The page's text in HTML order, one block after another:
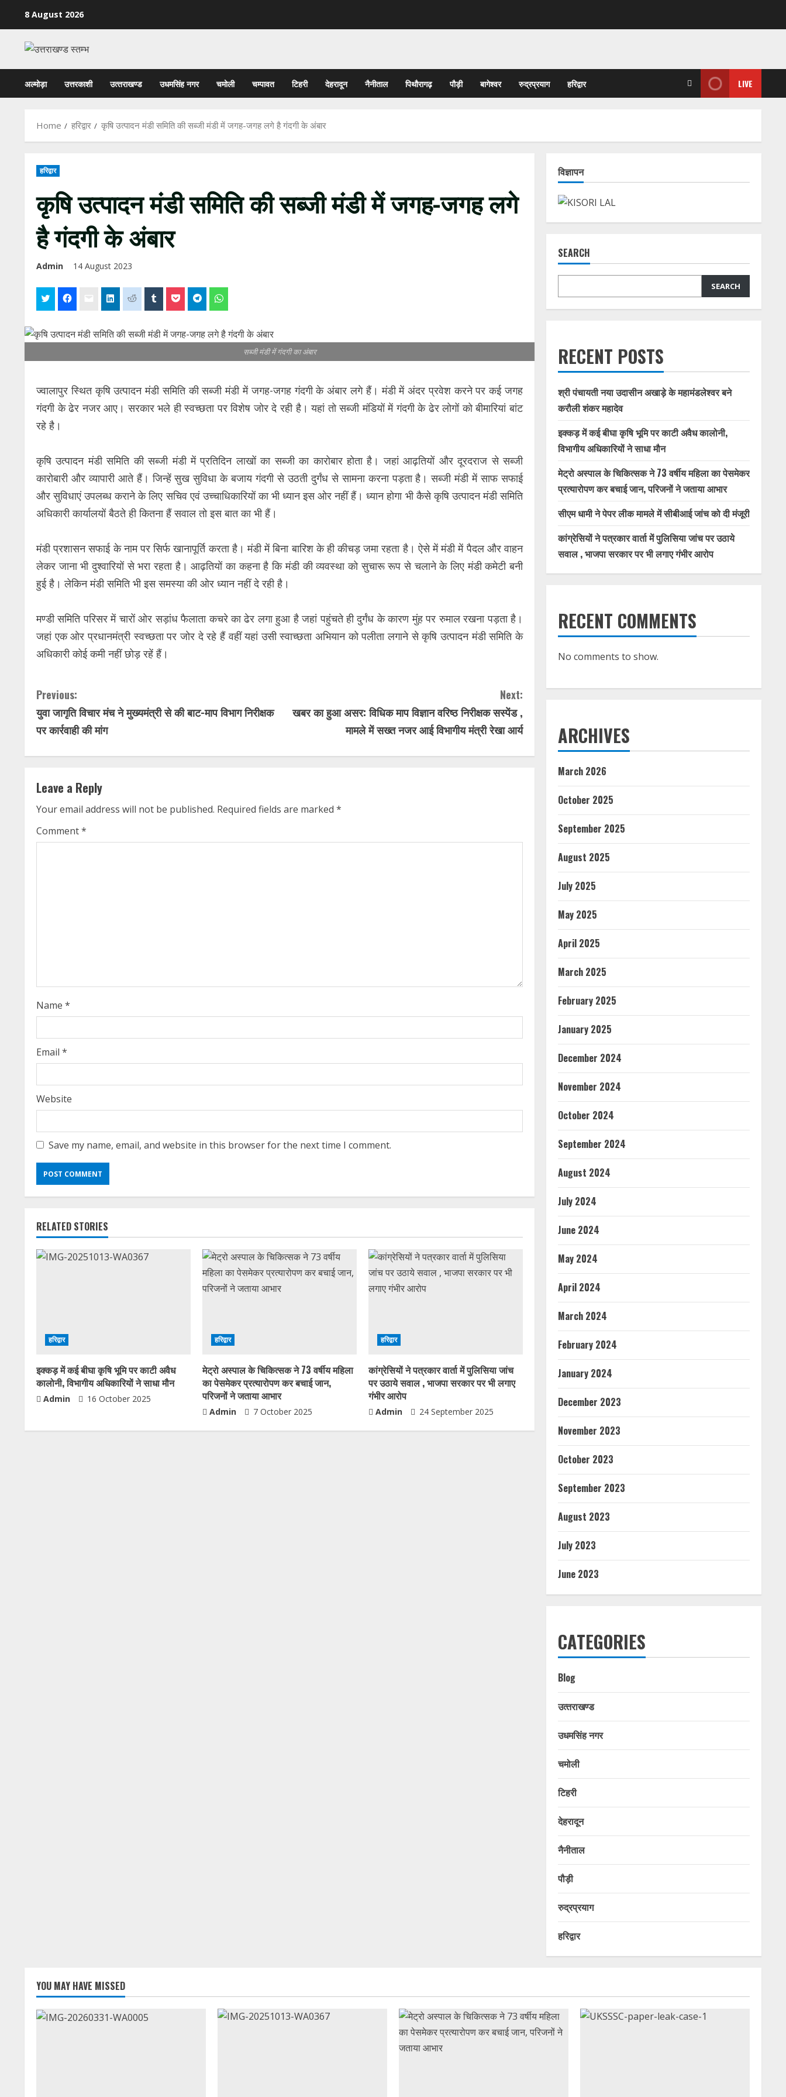
content
8 August 2026
अल्मोड़ा उत्तरकाशी उत्‍तराखण्‍ड उधमसिंह नगर चमोली चम्पावत टिहरी देहरादून नैनीताल पिथौरागढ़ पौड़ी बागेश्वर रुद्रप्रयाग हरिद्वार LIVE
Home हरिद्वार कृषि उत्पादन मंडी समिति की सब्जी मंडी में जगह-जगह लगे है गंदगी के अंबार
हरिद्वार
कृषि उत्पादन मंडी समिति की सब्जी मंडी में जगह-जगह लगे
है गंदगी के अंबार
Admin 14 August 2023
सब्जी मंडी में गंदगी का अंबार
ज्वालापुर स्थित कृषि उत्पादन मंडी समिति की सब्जी मंडी में जगह-जगह गंदगी के अंबार लगे हैं। मंडी में अंदर प्रवेश करने पर कई जगह
गंदगी के ढेर नजर आए। सरकार भले ही स्वच्छता पर विशेष जोर दे रही है। यहां तो सब्जी मंडियों में गंदगी के ढेर लोगों को बीमारियां बांट
रहे है।
कृषि उत्पादन मंडी समिति की सब्जी मंडी में प्रतिदिन लाखों का सब्जी का कारोबार होता है। जहां आढ़तियों और दूरदराज से सब्जी
कारोबारी और व्यापारी आते हैं। जिन्हें सुख सुविधा के बजाय गंदगी से उठती दुर्गंध से सामना करना पड़ता है। सब्जी मंडी में साफ सफाई
और सुविधाएं उपलब्ध कराने के लिए सचिव एवं उच्चाधिकारियों का भी ध्यान इस ओर नहीं हैं। ध्यान होगा भी कैसे कृषि उत्पादन मंडी समिति
अधिकारी कार्यालयों बैठते ही कितना हैं सवाल तो इस बात का भी हैं।
मंडी प्रशासन सफाई के नाम पर सिर्फ खानापूर्ति करता है। मंडी में बिना बारिश के ही कीचड़ जमा रहता है। ऐसे में मंडी में पैदल और वाहन
लेकर जाना भी दुश्वारियों से भरा रहता है। आढ़तियों का कहना है कि मंडी की व्यवस्था को सुचारू रूप से चलाने के लिए मंडी कमेटी बनी
हुई है। लेकिन मंडी समिति भी इस समस्या की ओर ध्यान नहीं दे रही है।
मण्डी समिति परिसर में चारों ओर सड़ांध फैलाता कचरे का ढेर लगा हुआ है जहां पहुंचते ही दुर्गंध के कारण मुंह पर रुमाल रखना पड़ता है।
जहां एक ओर प्रधानमंत्री स्वच्छता पर जोर दे रहे हैं वहीं यहां उसी स्वाच्छता अभियान को पलीता लगाने से कृषि उत्पादन मंडी समिति के
अधिकारी कोई कमी नहीं छोड़ रहें हैं।
C
o
i
n
u
i
n
g
Previous:
युवा जागृति विचार मंच ने मुख्यमंत्री से की बाट-माप विभाग निरीक्षक
पर कार्रवाही की मांग
Next:
खबर का हुआ असर: विधिक माप विज्ञान वरिष्ठ निरीक्षक सस्पेंड ,
मामले में सख्त नजर आई विभागीय मंत्री रेखा आर्य
Leave a Reply
Your email address will not be published. Required fields are marked *
Comment*
Name *
Email *
Website
Save my name, email, and website in this browser for the next time I comment.
RELATED STORIES
हरिद्वार
इक्कड़ में कई बीघा कृषि भूमि पर काटी अवैध
कालोनी, विभागीय अधिकारियों ने साधा मौन
Admin 16 October 2025
हरिद्वार
मेट्रो अस्पाल के चिकित्सक ने 73 वर्षीय महिला
का पेसमेकर प्रत्यारोपण कर बचाई जान,
परिजनों ने जताया आभार
Admin 7 October 2025
हरिद्वार
कांग्रेसियों ने पत्रकार वार्ता में पुलिसिया जांच
पर उठाये सवाल , भाजपा सरकार पर भी लगाए
गंभीर आरोप
Admin 24 September 2025
विज्ञापन
SEARCH
SEARCH
RECENT POSTS
श्री पंचायती नया उदासीन अखाड़े के महामंडलेश्वर बने
करौली शंकर महादेव
इक्कड़ में कई बीघा कृषि भूमि पर काटी अवैध कालोनी,
विभागीय अधिकारियों ने साधा मौन
मेट्रो अस्पाल के चिकित्सक ने 73 वर्षीय महिला का पेसमेकर
प्रत्यारोपण कर बचाई जान, परिजनों ने जताया आभार
सीएम धामी ने पेपर लीक मामले में सीबीआई जांच को दी मंजूरी
कांग्रेसियों ने पत्रकार वार्ता में पुलिसिया जांच पर उठाये
सवाल , भाजपा सरकार पर भी लगाए गंभीर आरोप
RECENT COMMENTS
No comments to show.
ARCHIVES
March 2026
October 2025
September 2025
August 2025
July 2025
May 2025
April 2025
March 2025
February 2025
January 2025
December 2024
November 2024
October 2024
September 2024
August 2024
July 2024
June 2024
May 2024
April 2024
March 2024
February 2024
January 2024
December 2023
November 2023
October 2023
September 2023
August 2023
July 2023
June 2023
CATEGORIES
Blog
उत्‍तराखण्‍ड
उधमसिंह नगर
चमोली
टिहरी
देहरादून
नैनीताल
पौड़ी
रुद्रप्रयाग
हरिद्वार
YOU MAY HAVE MISSED